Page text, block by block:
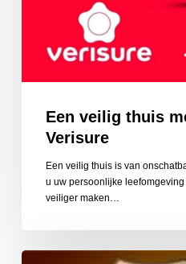
Een veilig thuis
Verisure
Een veilig thuis is van
u uw persoonlijke leefomgeving
veiliger maken…
Safe